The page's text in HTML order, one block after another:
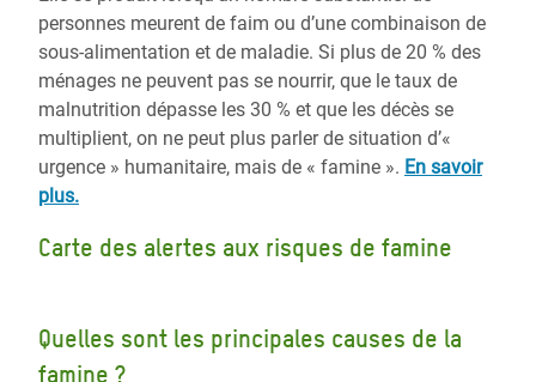
personnes meurent de faim ou d’une combinaison de
sous-alimentation et de maladie. Si plus de 20 % des
ménages ne peuvent pas se nourrir, que le taux de
malnutrition dépasse les 30 % et que les décès se
multiplient, on ne peut plus parler de situation d’«
urgence » humanitaire, mais de « famine ». En savoir
plus.
Carte des alertes aux risques de famine
Quelles sont les principales causes de la
famine ?